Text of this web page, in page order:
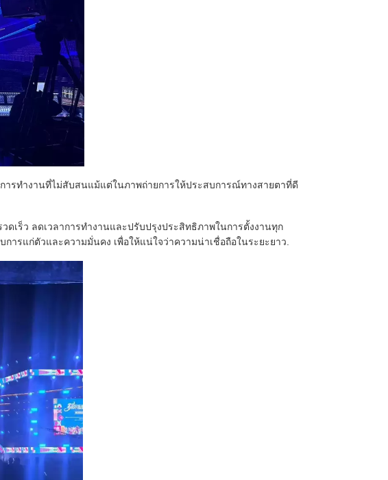
รทํางานที่ไม่สับสนแม้แต่ในภาพถ่ายการให้ประสบการณ์ทางสายตาที่ดี
เร็ว ลดเวลาการทํางานและปรับปรุงประสิทธิภาพในการตั้งงานทุก
ารแก่ตัวและความมั่นคง เพื่อให้แน่ใจว่าความน่าเชื่อถือในระยะยาว.